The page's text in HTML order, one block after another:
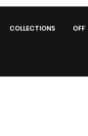
COLLECTIONS OFF